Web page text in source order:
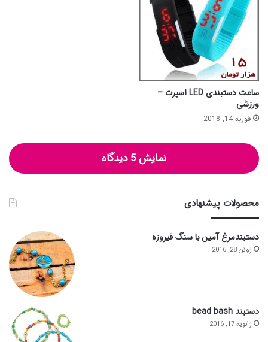
ساعت دستبندی LED اسپرت –
ورزشی
فوریه 14, 2018
نمایش 5 دیدگاه
محصولات پیشنهادی
دستبندمرغ آمین با سنگ فیروزه
ژوئن 28, 2016
دستبند bead bash
ژانویه 17, 2016